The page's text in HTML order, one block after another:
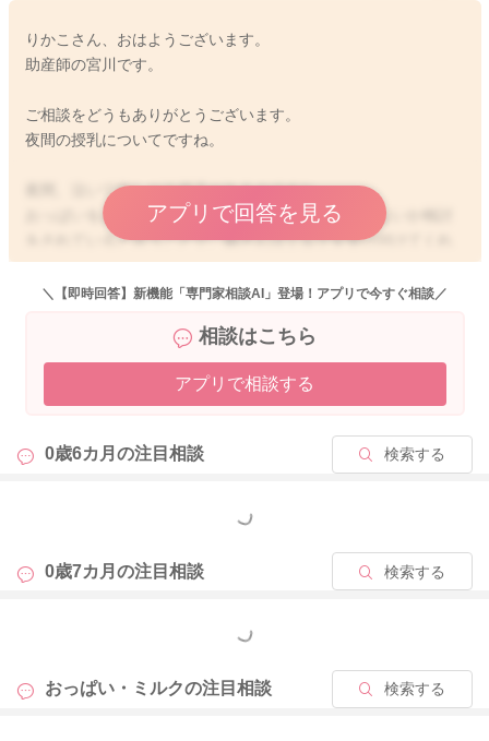
りかこさん、おはようございます。
助産師の宮川です。
ご相談をどうもありがとうございます。
夜間の授乳についてですね。
夜間、泣いて欲しがる様子があるのですね。
おっぱいをあげず、ミルクで対応をすることはできないか検討
をされていると言うことで、娘さんはミルクを受け付けてくれ
るのでしょうか？
飲んでくれるようでしたら、試しに200mlほど作ってみて、どれ
て、再度検討をされてみてもいいかもしれません。
またおっぱいについては、これまで夜間もコンスタントに授乳
ブルの原因となると思います。
夜間に一度は最低でも絞るようにされる方がいいと思います。
が、それよりも少しずつ間隔をあけて絞るようにされてみては
(娘さんがミルクを飲んでくれることが前提になりますが)
そしてりかこさんの夕食も控えめにしてみたり、乳製品、甘い
そうしていただくことで、よりトラブルを回避できるようにな
アプリで回答を見る
＼【即時回答】新機能「専門家相談AI」登場！アプリで今すぐ相談／
相談はこちら
アプリで相談する
0歳6カ月の注目相談 検索する
もっと見る
0歳7カ月の注目相談 検索する
もっと見る
おっぱい・ミルクの注目相談 検索する